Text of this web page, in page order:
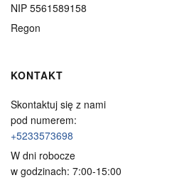
NIP 5561589158
Regon
KONTAKT
Skontaktuj się z nami
pod numerem:
+5233573698
W dni robocze
w godzinach: 7:00-15:00